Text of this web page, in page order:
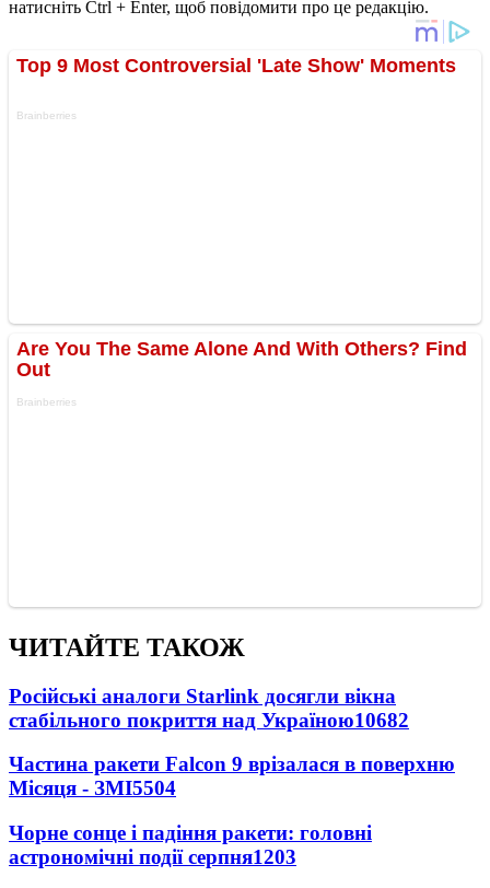
натисніть Ctrl + Enter, щоб повідомити про це редакцію.
ЧИТАЙТЕ ТАКОЖ
Російські аналоги Starlink досягли вікна
стабільного покриття над Україною10682
Частина ракети Falcon 9 врізалася в поверхню
Місяця - ЗМІ5504
Чорне сонце і падіння ракети: головні
астрономічні події серпня1203